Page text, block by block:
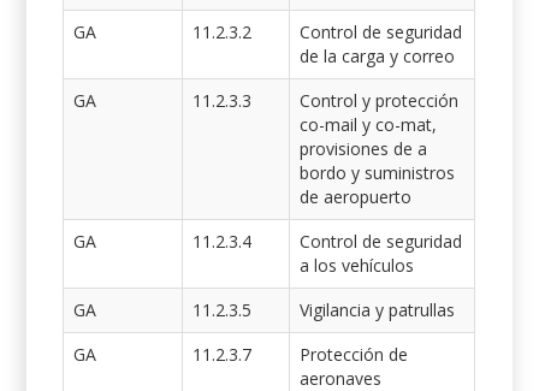
GA
11.2.3.2
Control de seguridad
de la carga y correo
GA
11.2.3.3
Control y protección
co-mail y co-mat,
provisiones de a
bordo y suministros
de aeropuerto
GA
11.2.3.4
Control de seguridad
a los vehículos
GA
11.2.3.5
Vigilancia y patrullas
GA
11.2.3.7
Protección de
aeronaves